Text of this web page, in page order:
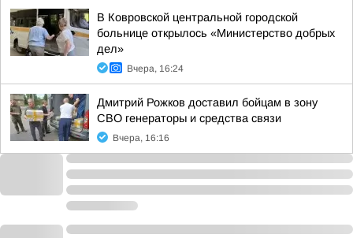
В Ковровской центральной городской
больнице открылось «Министерство добрых
дел»
Вчера, 16:24
Дмитрий Рожков доставил бойцам в зону
СВО генераторы и средства связи
Вчера, 16:16